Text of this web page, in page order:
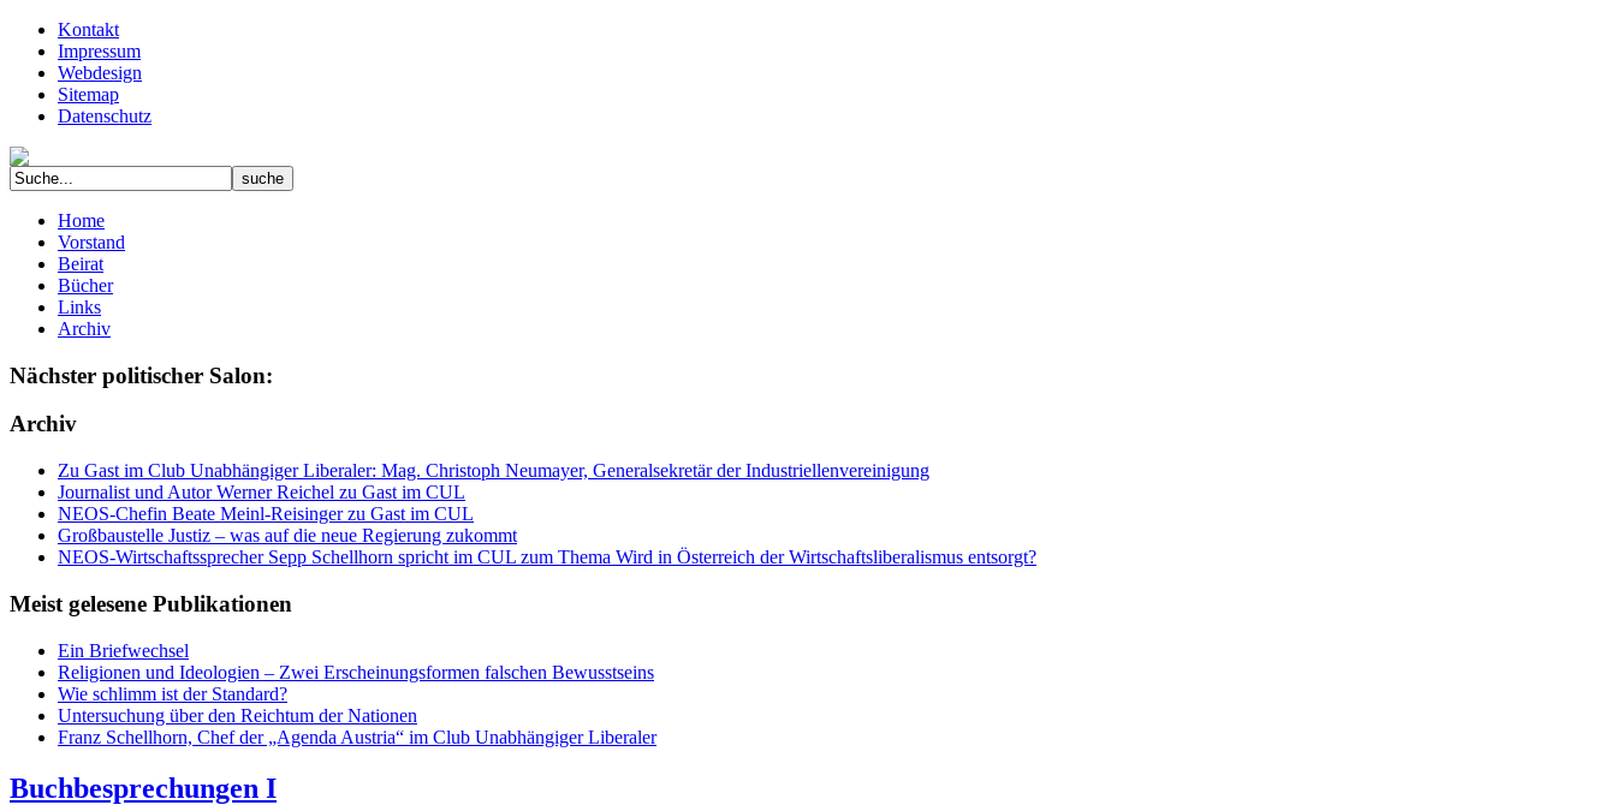
Kontakt
Impressum
Webdesign
Sitemap
Datenschutz
Home
Vorstand
Beirat
Bücher
Links
Archiv
Nächster politischer Salon:
Archiv
Zu Gast im Club Unabhängiger Liberaler: Mag. Christoph Neumayer, Generalsekretär der Industriellenvereinigung
Journalist und Autor Werner Reichel zu Gast im CUL
NEOS-Chefin Beate Meinl-Reisinger zu Gast im CUL
Großbaustelle Justiz – was auf die neue Regierung zukommt
NEOS-Wirtschaftssprecher Sepp Schellhorn spricht im CUL zum Thema Wird in Österreich der Wirtschaftsliberalismus entsorgt?
Meist gelesene Publikationen
Ein Briefwechsel
Religionen und Ideologien – Zwei Erscheinungsformen falschen Bewusstseins
Wie schlimm ist der Standard?
Untersuchung über den Reichtum der Nationen
Franz Schellhorn, Chef der „Agenda Austria“ im Club Unabhängiger Liberaler
Buchbesprechungen I